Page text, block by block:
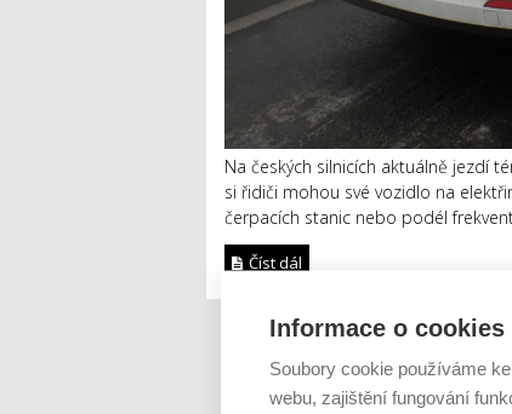
Na českých silnicích aktuálně jezdí
si řidiči mohou své vozidlo na
čerpacích stanic nebo podél
Číst dál
Informace o
Soubory cookie používáme
webu, zajištění fungování